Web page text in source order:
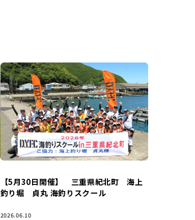
【5月30日開催】 三重県紀北町 海上
釣り堀 貞丸 海釣りスクール
2026.06.10